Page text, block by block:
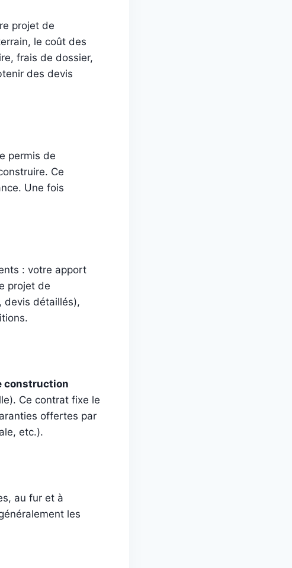
projet de
le coût des
frais de dossier,
des devis
permis de
Ce
Une fois
: votre apport
projet de
devis détaillés),
construction
Ce contrat fixe le
offertes par
etc.).
au fur et à
les